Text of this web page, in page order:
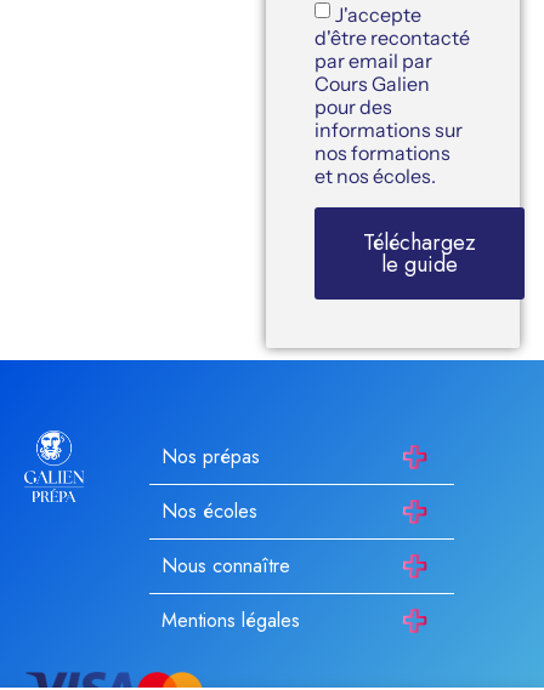
J'accepte
d'être recontacté
par email par
Cours Galien
pour des
informations sur
nos formations
et nos écoles.
Téléchargez
le guide
Nos prépas
Nos écoles
Nous connaître
Mentions légales